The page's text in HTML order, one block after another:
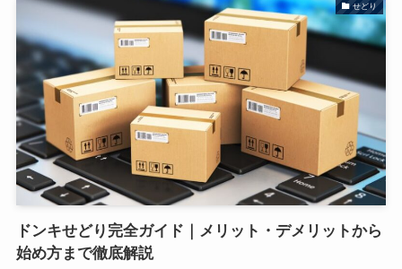
せどり
ドンキせどり完全ガイド｜メリット・デメリットから
始め方まで徹底解説